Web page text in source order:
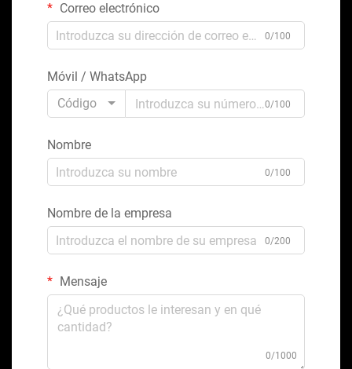
Correo electrónico
0/100
Móvil / WhatsApp
Código
0/100
Nombre
0/100
Nombre de la empresa
0/200
Mensaje
0/1000